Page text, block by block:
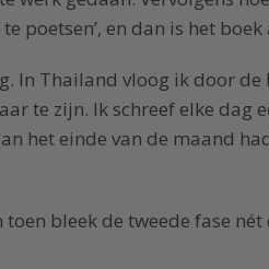
poetsen’, en dan is het boek
In Thailand vloog ik door
te zijn. Ik schreef elke dag
het einde van de maand
toen bleek de tweede fase